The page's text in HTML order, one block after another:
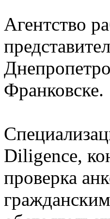
Агентство
Франковске.
Diligence,
проверка